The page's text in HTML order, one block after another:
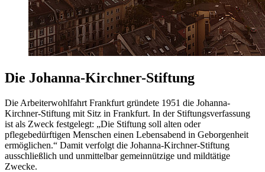
Die Johanna-Kirchner-Stiftung
Die Arbeiterwohlfahrt Frankfurt gründete 1951 die Johanna-
Kirchner-Stiftung mit Sitz in Frankfurt. In der Stiftungsverfassung
ist als Zweck festgelegt: „Die Stiftung soll alten oder
pflegebedürftigen Menschen einen Lebensabend in Geborgenheit
ermöglichen.“ Damit verfolgt die Johanna-Kirchner-Stiftung
ausschließlich und unmittelbar gemeinnützige und mildtätige
Zwecke.